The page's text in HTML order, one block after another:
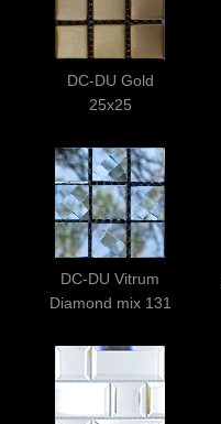
DC-DU Gold
25x25
DC-DU Vitrum
Diamond mix 131